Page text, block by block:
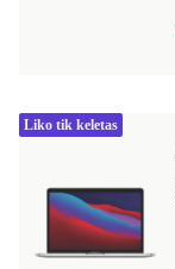
Liko tik keletas